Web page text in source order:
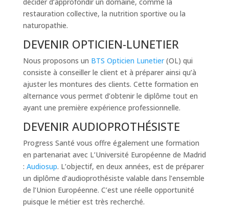
restauration collective, la nutrition sportive ou la
naturopathie.
DEVENIR OPTICIEN-LUNETIER
Nous proposons un BTS Opticien Lunetier(OL) qui
consiste à conseiller le client et à préparer ainsi qu’à
ajuster les montures des clients. Cette formation en
alternance vous permet d’obtenir le diplôme tout en
ayant une première expérience professionnelle.
DEVENIR AUDIOPROTHÉSISTE
Progress Santé vous offre également une formation
en partenariat avec L’Université Européenne de Madrid
: Audiosup. L’objectif, en deux années, est de préparer
un diplôme d’audioprothésiste valable dans l’ensemble
de l’Union Européenne. C’est une réelle opportunité
puisque le métier est très recherché.